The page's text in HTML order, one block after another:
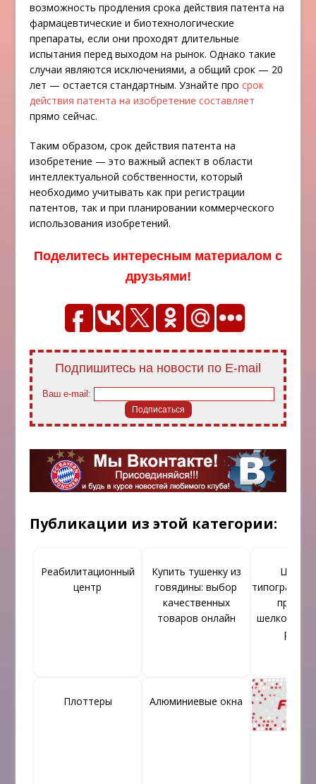
возможность продления срока действия патента на
фармацевтические и биотехнологические
препараты, если они проходят длительные
испытания перед выходом на рынок. Однако такие
случаи являются исключениями, а общий срок — 20
лет — остается стандартным. Узнайте просрок
действия патента на изобретение составляет
прямо сейчас.
Таким образом, срок действия патента на
изобретение — это важный аспект в области
интеллектуальной собственности, который
необходимо учитывать как при регистрации
патентов, так и при планировании коммерческого
использования изобретений.
Поделитесь интересным материалом с
друзьями!
Подпишитесь на новости по E-mail
Ваш e-mail:
Публикации из этой категории:
Реабилитационный
центр
Купить тушенку из
говядины: выбор
качественных
товаров онлайн
типография
Плоттеры Алюминиевые окна